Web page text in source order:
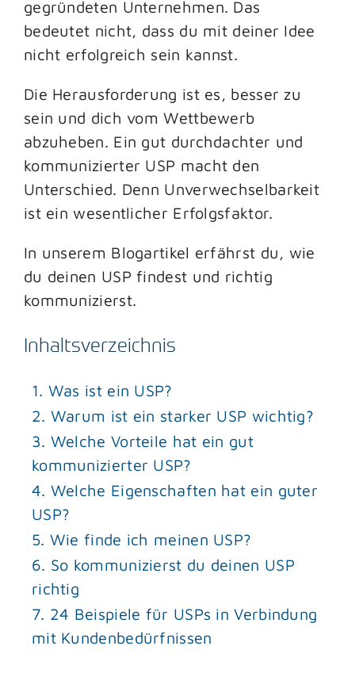
gegründeten Unternehmen. Das
bedeutet nicht, dass du mit deiner Idee
nicht erfolgreich sein kannst.
Die Herausforderung ist es, besser zu
sein und dich vom Wettbewerb
abzuheben. Ein gut durchdachter und
kommunizierter USP macht den
Unterschied. Denn Unverwechselbarkeit
ist ein wesentlicher Erfolgsfaktor.
In unserem Blogartikel erfährst du, wie
du deinen USP findest und richtig
kommunizierst.
Inhaltsverzeichnis
1. Was ist ein USP?
2. Warum ist ein starker USP wichtig?
3. Welche Vorteile hat ein gut
kommunizierter USP?
4. Welche Eigenschaften hat ein guter
USP?
5. Wie finde ich meinen USP?
6. So kommunizierst du deinen USP
richtig
7. 24 Beispiele für USPs in Verbindung
mit Kundenbedürfnissen